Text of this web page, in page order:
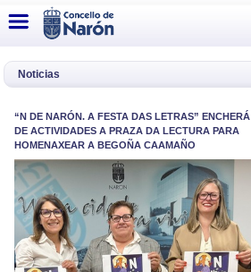
Noticias
“N DE NARÓN. A FESTA DAS LETRAS” ENCHERÁ
DE ACTIVIDADES A PRAZA DA LECTURA PARA
HOMENAXEAR A BEGOÑA CAAMAÑO